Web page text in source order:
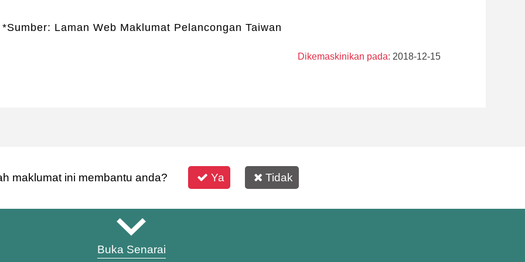
*Sumber: Laman Web Maklumat Pelancongan Taiwan
Dikemaskinikan pada: 2018-12-15
maklumat ini membantu anda? Ya Tidak
Buka Senarai